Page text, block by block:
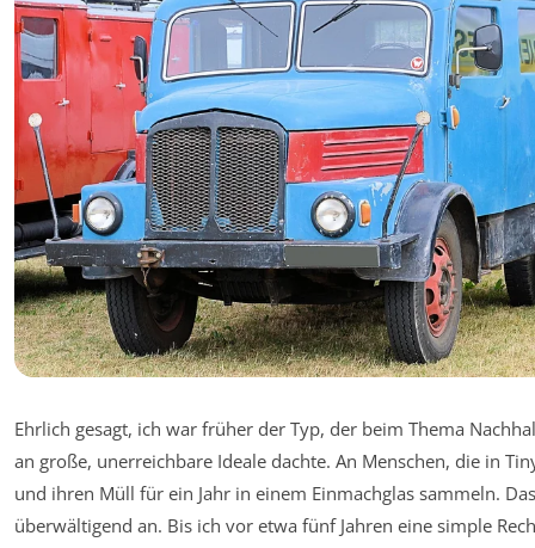
Ehrlich gesagt, ich war früher der Typ, der beim Thema
an große, unerreichbare Ideale dachte. An Menschen, die in
und ihren Müll für ein Jahr in einem Einmachglas sammeln.
überwältigend an. Bis ich vor etwa fünf Jahren eine simple